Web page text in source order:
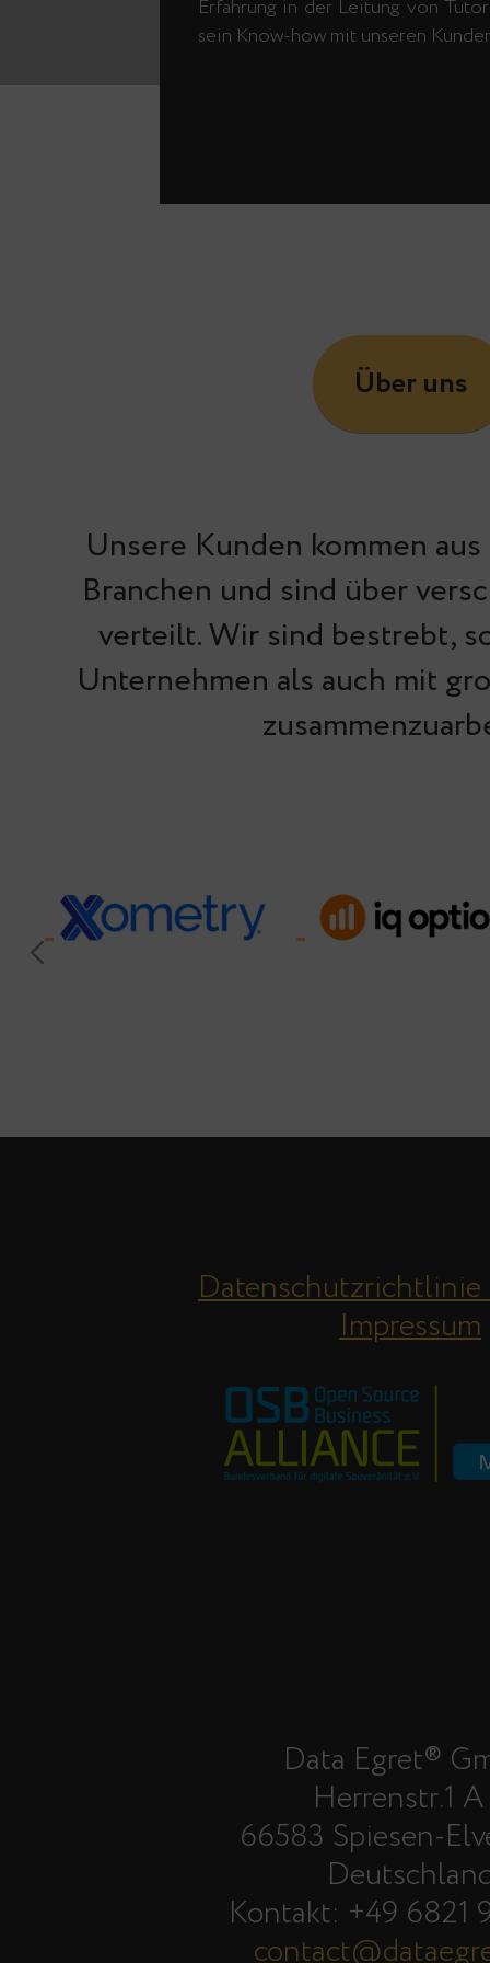
Erfahrung in der Leitung von
sein Know-how mit unseren
Über uns
Unsere Kunden kommen
Branchen und sind über
verteilt. Wir sind bestrebt,
Unternehmen als auch mit
Datenschutzrichtlinie
Impressum
Data Egret®
Herrenstr.1
66583 Spiesen-
Kontakt: +49 6821